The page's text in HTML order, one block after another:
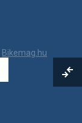
Bikemag.hu